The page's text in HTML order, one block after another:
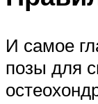
И самое
позы для